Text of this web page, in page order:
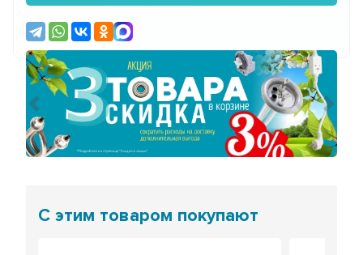
Предыдущий
С этим товаром покупают